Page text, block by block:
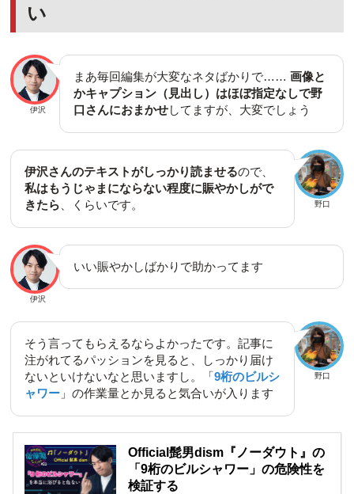
い
伊沢
まあ毎回編集が大変なネタばかりで……画像と
かキャプション（見出し）はほぼ指定なしで野
口さんにおまかせしてますが、大変でしょう
野口
伊沢さんのテキストがしっかり読ませるので、
私はもうじゃまにならない程度に賑やかしがで
きたら 、くらいです。
伊沢
いい賑やかしばかりで助かってます
野口
そう言ってもらえるならよかったです。記事に
注がれてるパッションを見ると、しっかり届け
ないといけないなと思いますし。「9桁のビルシ
ャワー」の作業量とか見ると気合いが入ります
Official髭男dism『ノーダウト』の
「9桁のビルシャワー」の危険性を
検証する